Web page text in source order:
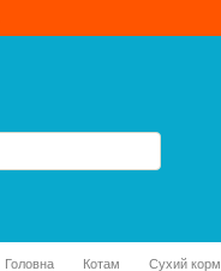
Головна Котам Сухий корм